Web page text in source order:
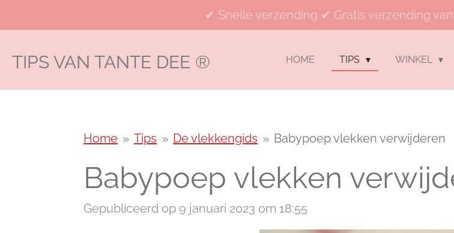
direct
de
✔ Snelle verzending ✔ Gratis verzending
TIPS VAN TANTE DEE ® HOME TIPS WINKEL
Home » Tips » De vlekkengids » Babypoep vlekken verwijderen
Babypoep vlekken
Gepubliceerd op 9 januari 2023 om 18:55